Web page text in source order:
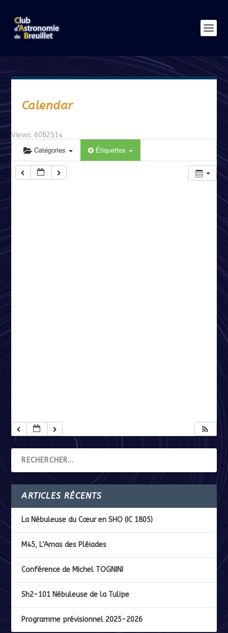
Calendar
Views: 6082514
Catégories Étiquettes
ARTICLES RÉCENTS
La Nébuleuse du Cœur en SHO (IC 1805)
M45, L’Amas des Pléiades
Conférence de Michel TOGNINI
Sh2-101 Nébuleuse de la Tulipe
Programme prévisionnel 2025-2026